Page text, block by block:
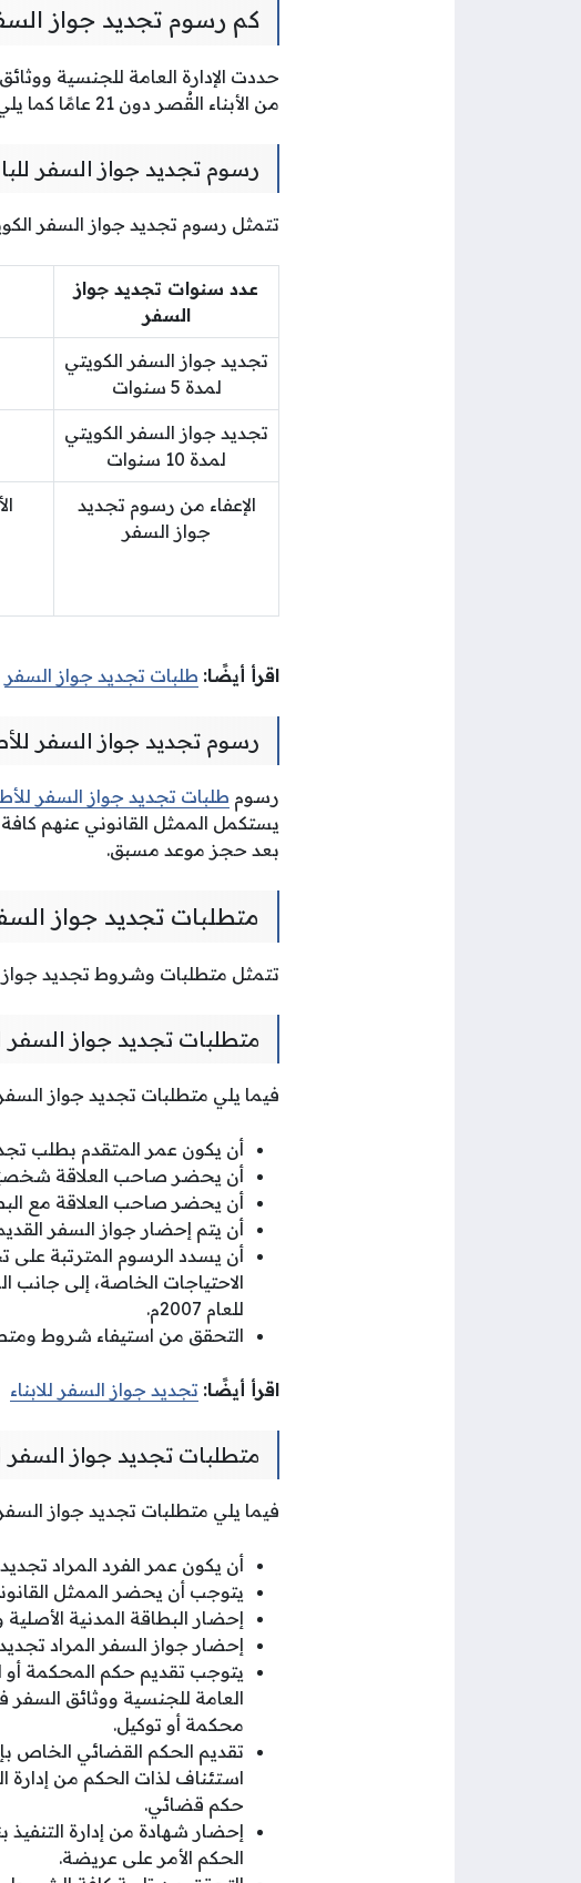
كم رسوم تجديد جواز
حددت الإدارة العامة للجنسية
من الأبناء القُصر دون 21 عامًا كما يلي:
رسوم تجديد جواز السفر
تتمثل رسوم تجديد جواز السفر الكويتي
عدد سنوات تجديد جواز
السفر
تجديد جواز السفر الكويتي
لمدة 5 سنوات
تجديد جواز السفر الكويتي
لمدة 10 سنوات
الإعفاء من رسوم تجديد
جواز السفر
اقرأ أيضًا: طلبات تجديد جواز السفر
رسوم تجديد جواز السفر
رسوم طلبات تجديد جواز السفر
يستكمل الممثل القانوني عنهم
بعد حجز موعد مسبق.
متطلبات تجديد جواز
تتمثل متطلبات وشروط تجديد جواز السفر
متطلبات تجديد جواز السفر
فيما يلي متطلبات تجديد جواز السفر
أن يكون عمر المتقدم بطلب تجديد جواز
أن يحضر صاحب العلاقة
أن يحضر صاحب العلاقة مع
أن يتم إحضار جواز السفر
أن يسدد الرسوم المترتبة على
للعام 2007م.
التحقق من استيفاء شروط
اقرأ أيضًا: تجديد جواز السفر للابناء
متطلبات تجديد جواز السفر
فيما يلي متطلبات تجديد جواز السفر
أن يكون عمر الفرد المراد تجديد
يتوجب أن يحضر الممثل القانوني عن
إحضار البطاقة المدنية
إحضار جواز السفر المراد
يتوجب تقديم حكم المحكمة أو
العامة للجنسية ووثائق السفر
محكمة أو توكيل.
تقديم الحكم القضائي الخاص
استئناف لذات الحكم من إدارة
حكم قضائي.
إحضار شهادة من إدارة
الحكم الأمر على عريضة.